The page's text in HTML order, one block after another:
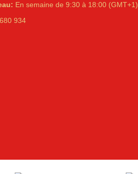
En semaine de 9:30 à 18:00 (GMT+1)
934